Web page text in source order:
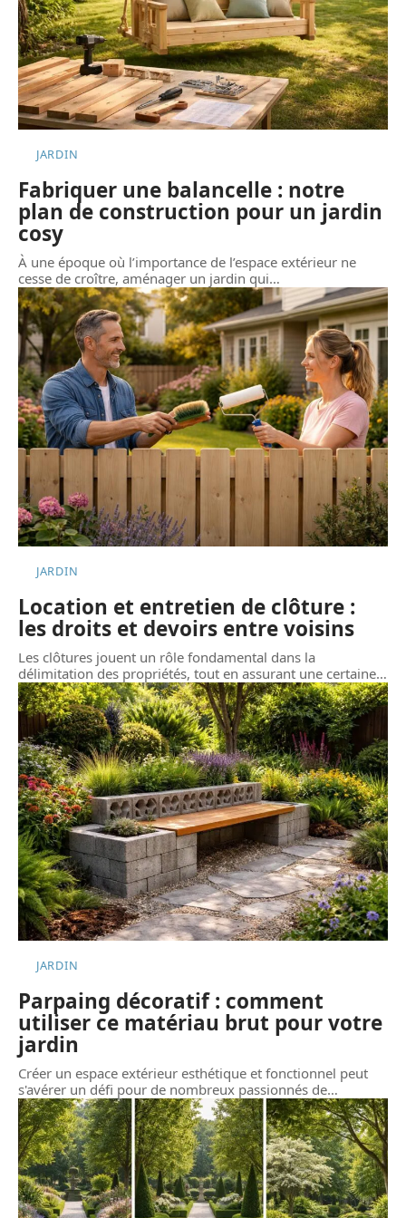
JARDIN
Fabriquer une balancelle : notre
plan de construction pour un jardin
cosy
À une époque où l’importance de l’espace extérieur ne
cesse de croître, aménager un jardin qui…
JARDIN
Location et entretien de clôture :
les droits et devoirs entre voisins
Les clôtures jouent un rôle fondamental dans la
délimitation des propriétés, tout en assurant une certaine…
JARDIN
Parpaing décoratif : comment
utiliser ce matériau brut pour votre
jardin
Créer un espace extérieur esthétique et fonctionnel peut
s'avérer un défi pour de nombreux passionnés de…